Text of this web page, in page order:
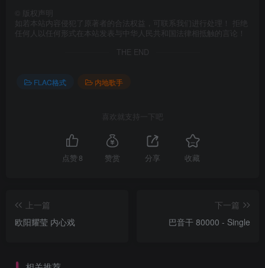
版权声明
如若本站内容侵犯了原著者的合法权益，可联系我们进行处理！ 拒绝
任何人以任何形式在本站发表与中华人民共和国法律相抵触的言论！
THE END
FLAC格式 内地歌手
喜欢就支持一下吧
点赞 8 赞赏 分享 收藏
上一篇
欧阳耀莹 内心戏
下一篇
巴音干 80000 - Single